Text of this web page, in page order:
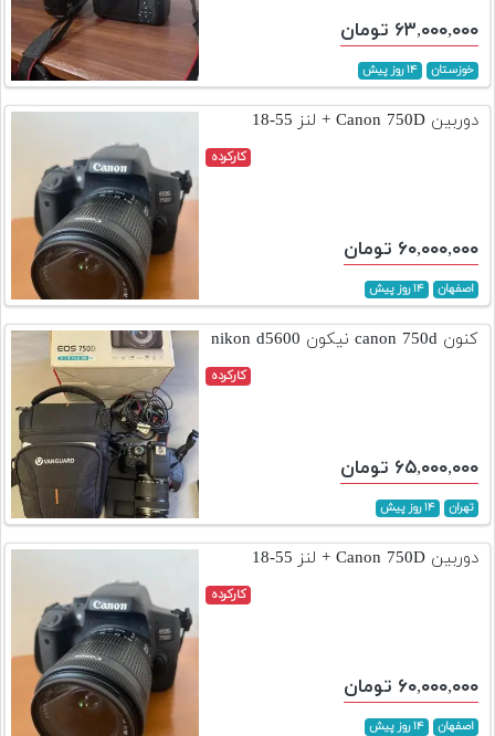
۶۳,۰۰۰,۰۰۰ تومان
خوزستان ۱۴ روز پیش
دوربین Canon 750D + لنز 55-18
کارکرده
۶۰,۰۰۰,۰۰۰ تومان
اصفهان ۱۴ روز پیش
کنون canon 750d نیکون nikon d5600
کارکرده
۶۵,۰۰۰,۰۰۰ تومان
تهران ۱۴ روز پیش
دوربین Canon 750D + لنز 55-18
کارکرده
۶۰,۰۰۰,۰۰۰ تومان
اصفهان ۱۴ روز پیش